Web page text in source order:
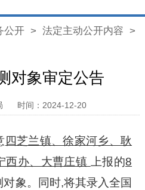
公开> 法定主动公开内容 >
对象审定公告
时间：2024-12-20
四芝兰镇、徐家河乡、耿
西办、大曹庄镇
上报的8
象。同时,将其录入全国